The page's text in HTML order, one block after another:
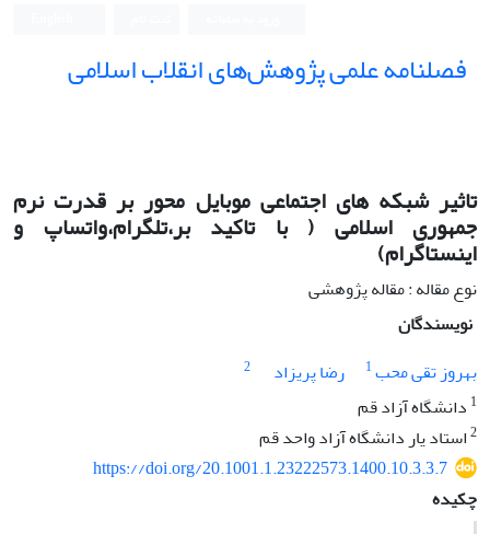
فصلنامه علمی پژوهش‌های انقلاب اسلامی
تاثیر شبکه های اجتماعی موبایل محور بر قدرت نرم
جمهوری اسلامی ( با تاکید بر،تلگرام،واتساپ و
اینستاگرام)
نوع مقاله : مقاله پژوهشی
نویسندگان
بهروز تقی محب1 رضا پریزاد
2
1 دانشگاه آزاد قم
2استاد یار دانشگاه آزاد واحد قم
https://doi.org/20.1001.1.23222573.1400.10.3.3.7
چکیده